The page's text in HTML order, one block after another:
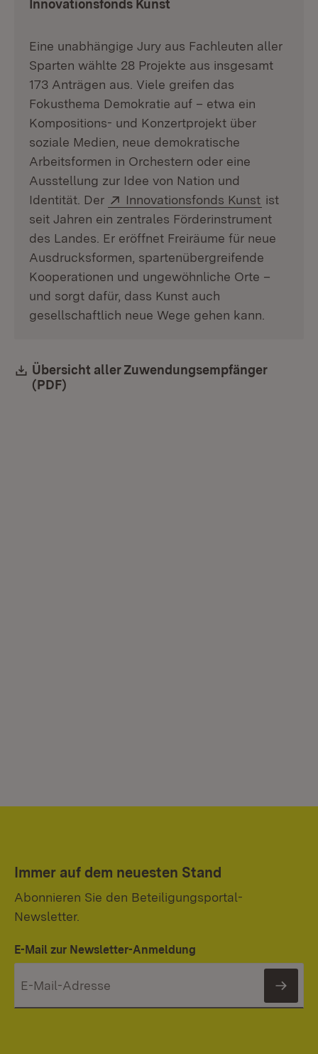
Innovationsfonds Kunst
Eine unabhängige Jury aus Fachleuten aller
Sparten wählte 28 Projekte aus insgesamt
173 Anträgen aus. Viele greifen das
Fokusthema Demokratie auf – etwa ein
Kompositions- und Konzertprojekt über
soziale Medien, neue demokratische
Arbeitsformen in Orchestern oder eine
Ausstellung zur Idee von Nation und
Identität. Der
Extern:
Innovationsfonds Kunst (Öffnet
ist
seit Jahren ein zentrales Förderinstrument
des Landes. Er eröffnet Freiräume für neue
Ausdrucksformen, spartenübergreifende
Kooperationen und ungewöhnliche Orte –
und sorgt dafür, dass Kunst auch
gesellschaftlich neue Wege gehen kann.
Download:
Übersicht aller Zuwendungsempfänger
(PDF)
Immer auf dem neuesten Stand
Abonnieren Sie den Beteiligungsportal-
Newsletter.
E-Mail zur Newsletter-Anmeldung